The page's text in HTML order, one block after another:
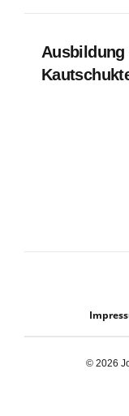
Ausbildung
© 2026